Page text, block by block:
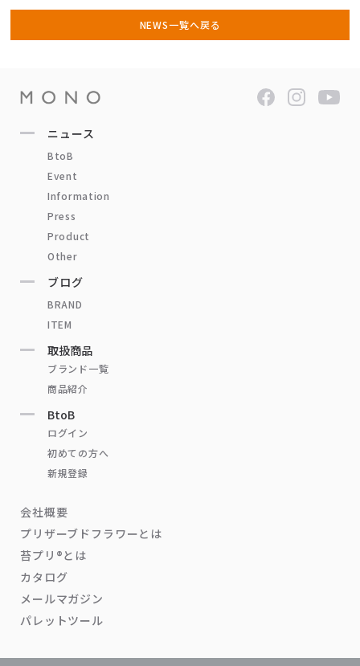
NEWS一覧へ戻る
ニュース
BtoB
Event
Information
Press
Product
Other
ブログ
BRAND
ITEM
取扱商品
ブランド一覧
商品紹介
BtoB
ログイン
初めての方へ
新規登録
会社概要
プリザーブドフラワーとは
苔プリ®とは
カタログ
メールマガジン
パレットツール